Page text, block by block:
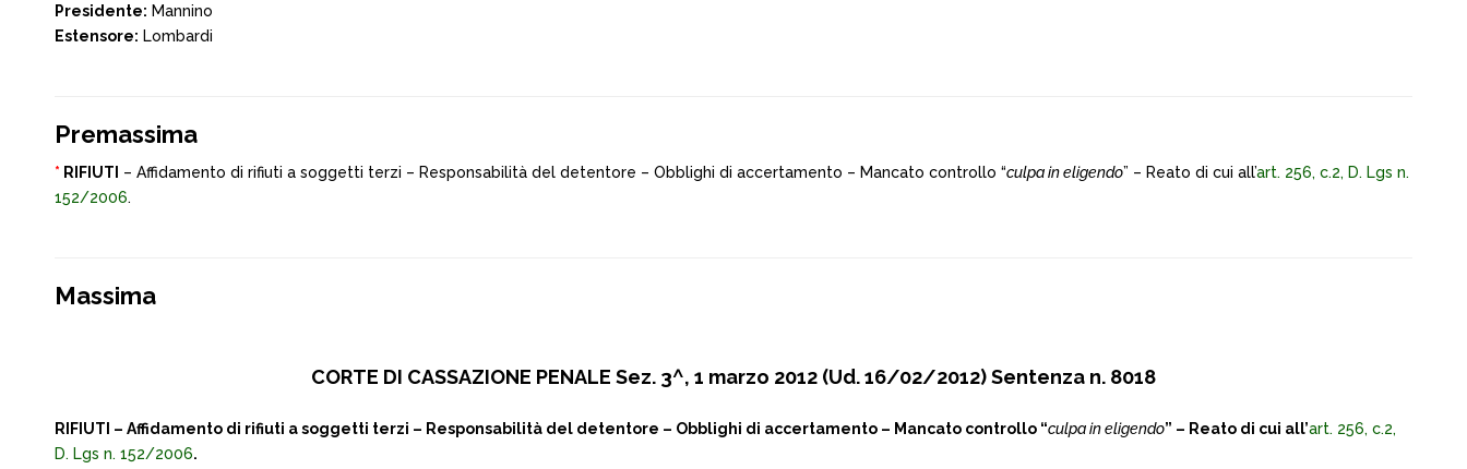
Presidente: Mannino
Estensore: Lombardi
Premassima
* RIFIUTI – Affidamento di rifiuti a soggetti terzi – Responsabilità del detentore – Obblighi di accertamento – Mancato controllo “culpa in eligendo” – Reato di cui all’art. 256, c.2, D. Lgs n.
152/2006.
Massima
CORTE DI CASSAZIONE PENALE Sez. 3^, 1 marzo 2012 (Ud. 16/02/2012) Sentenza n. 8018
RIFIUTI – Affidamento di rifiuti a soggetti terzi – Responsabilità del detentore – Obblighi di accertamento – Mancato controllo “culpa in eligendo” – Reato di cui all’art. 256, c.2,
D. Lgs n. 152/2006.